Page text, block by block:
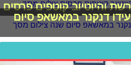
והיוטיוב קוטפים פרסים
את 2017: עידו דנקנר במאשאפ סיום